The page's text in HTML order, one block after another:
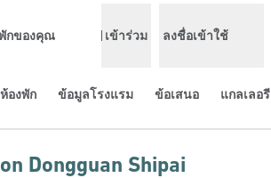
กของคุณ เข้าร่วม ลงชื่อเข้าใช้
ห้องพัก ข้อมูลโรงแรม ข้อเสนอ แกลเลอรี
Dongguan Shipai